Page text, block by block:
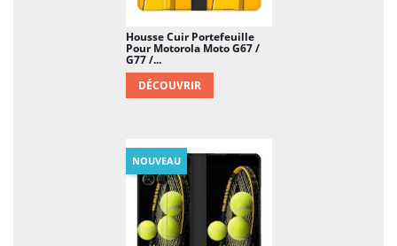
Housse Cuir Portefeuille
Pour Motorola Moto G67 /
G77 /...
DÉCOUVRIR
NOUVEAU